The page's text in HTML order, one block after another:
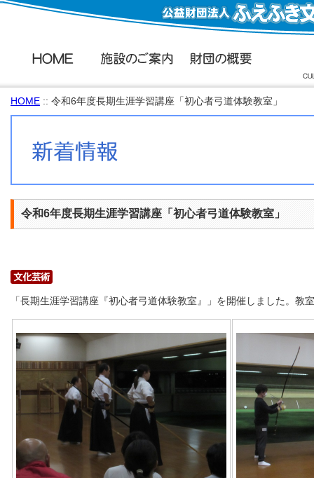
HOME :: 令和6年度長期生涯学習講座「初心者弓道体験教室」
令和6年度長期生涯学習講座「初心者弓道体験教室」
「長期生涯学習講座『初心者弓道体験教室』」を開催しました。教